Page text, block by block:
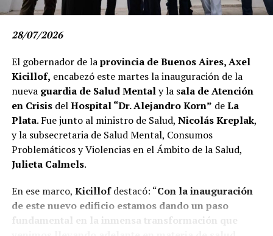
En ese sentido, el Gobernador subrayó: “
solo de cambiar un gobierno, sino de ser capaces de
darle a la Argentina un proceso de desarrollo justo,
federal y sostenible”.
“Esta derecha extrema quiere instalar que los
derechos son privilegios. Nosotros decimos con
claridad: una sociedad mejor no se construye
abandonando al que necesita ayuda, se construye
vulnerables y garantizando la igualdad”, indicó.
“Mientras dure esta pesadilla libertaria,
28/07/2026
El gobernador de laprovincia de Buenos Aires, Axel
Kicillof, encabezó este martes la inauguración de la
nuevaguardia de Salud Mentaly la sala de Atención
en CrisisdelHospital “Dr. Alejandro Korn” deLa
Plata. Fue junto al ministro de Salud, Nicolás Kreplak,
y la subsecretaria de Salud Mental, Consumos
Problemáticos y Violencias en el Ámbito de la Salud,
Julieta Calmels.
En ese marco, Kicillofdestacó: “Con la inauguración
de este nuevo edificio estamos dando un paso
fundamental en la inmensa transformación que